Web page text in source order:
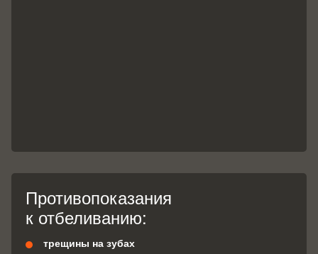
Противопоказания
к отбеливанию:
трещины на зубах